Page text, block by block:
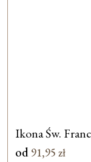
Ikona Św.
od 91,95 zł